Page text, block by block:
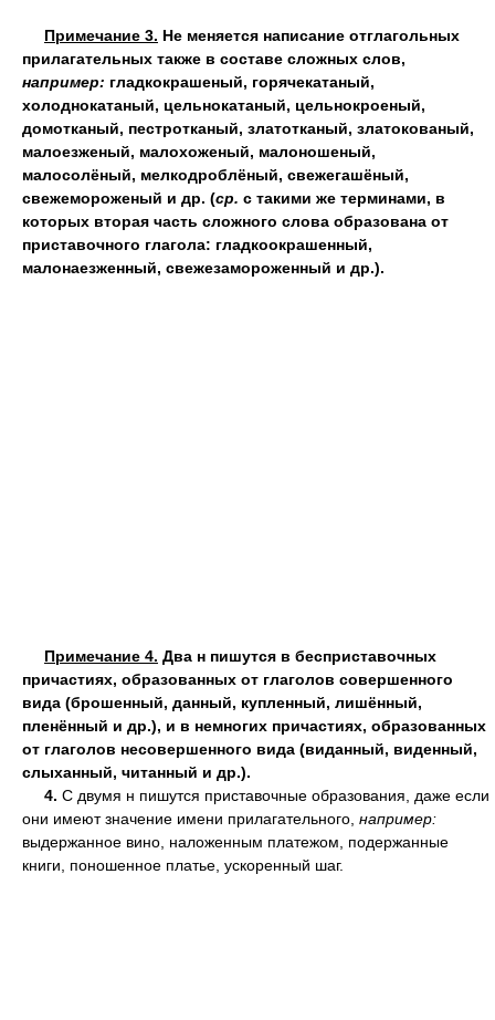
Примечание 3. Не меняется написание отглагольных
прилагательных также в составе сложных слов,
например: гладкокрашеный, горячекатаный,
холоднокатаный, цельнокатаный, цельнокроеный,
домотканый, пестротканый, златотканый, златокованый,
малоезженый, малохоженый, малоношеный,
малосолёный, мелкодроблёный, свежегашёный,
свежемороженый и др. (ср. с такими же терминами, в
которых вторая часть сложного слова образована от
приставочного глагола: гладкоокрашенный,
малонаезженный, свежезамороженный и др.).
Примечание 4. Два н пишутся в бесприставочных
причастиях, образованных от глаголов совершенного
вида (брошенный, данный, купленный, лишённый,
пленённый и др.), и в немногих причастиях, образованных
от глаголов несовершенного вида (виданный, виденный,
слыханный, читанный и др.).
4. С двумя н пишутся приставочные образования, даже если
они имеют значение имени прилагательного, например:
выдержанное вино, наложенным платежом, подержанные
книги, поношенное платье, ускоренный шаг.